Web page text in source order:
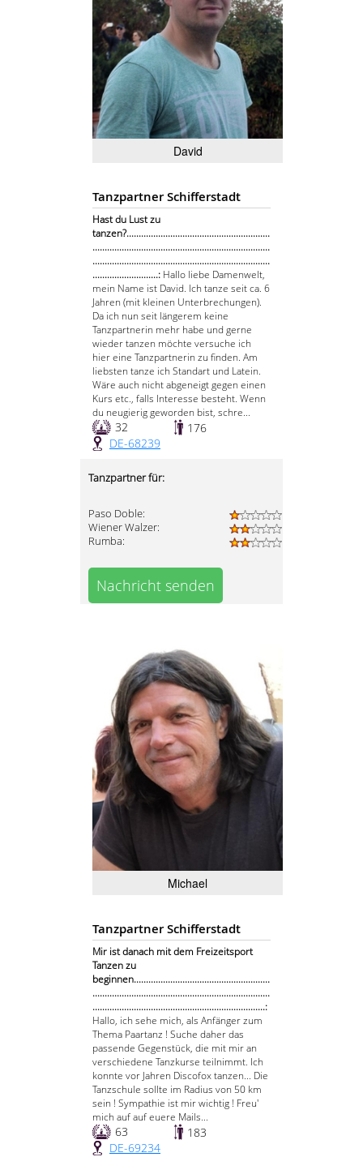
David
Tanzpartner Schifferstadt
Hast du Lust zu
tanzen?...........................................................
.........................................................................
.........................................................................
...........................: Hallo liebe Damenwelt,
mein Name ist David. Ich tanze seit ca. 6
Jahren (mit kleinen Unterbrechungen).
Da ich nun seit längerem keine
Tanzpartnerin mehr habe und gerne
wieder tanzen möchte versuche ich
hier eine Tanzpartnerin zu finden. Am
liebsten tanze ich Standart und Latein.
Wäre auch nicht abgeneigt gegen einen
Kurs etc., falls Interesse besteht. Wenn
du neugierig geworden bist, schre...
32
176
DE-68239
Tanzpartner für:
Paso Doble:
Wiener Walzer:
Rumba:
Nachricht senden
Michael
Tanzpartner Schifferstadt
Mir ist danach mit dem Freizeitsport
Tanzen zu
beginnen........................................................
.........................................................................
.......................................................................:
Hallo, ich sehe mich, als Anfänger zum
Thema Paartanz ! Suche daher das
passende Gegenstück, die mit mir an
verschiedene Tanzkurse teilnimmt. Ich
konnte vor Jahren Discofox tanzen... Die
Tanzschule sollte im Radius von 50 km
sein ! Sympathie ist mir wichtig ! Freu'
mich auf auf euere Mails...
63
183
DE-69234